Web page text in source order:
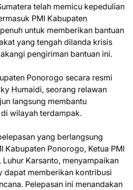
telah memicu kepedulian
PMI Kabupaten
untuk memberikan bantuan
yang tengah dilanda krisis
pengiriman bantuan ini.
Ponorogo secara resmi
Humaidi, seorang relawan
langsung membantu
wilayah terdampak.
yang berlangsung
Kabupaten Ponorogo, Ketua PMI
Karsanto, menyampaikan
dapat memberikan kontribusi
Pelepasan ini menandakan